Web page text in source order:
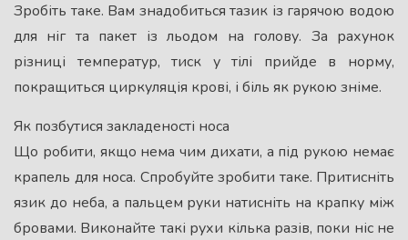
Зробіть таке. Вам знадобиться тазик із гарячою водою
для ніг та пакет із льодом на голову. За рахунок
різниці температур, тиск у тілі прийде в норму,
покращиться циркуляція крові, і біль як рукою зніме.
Як позбутися закладеності носа
Що робити, якщо нема чим дихати, а під рукою немає
крапель для носа. Спробуйте зробити таке. Притисніть
язик до неба, а пальцем руки натисніть на крапку між
бровами. Виконайте такі рухи кілька разів, поки ніс не